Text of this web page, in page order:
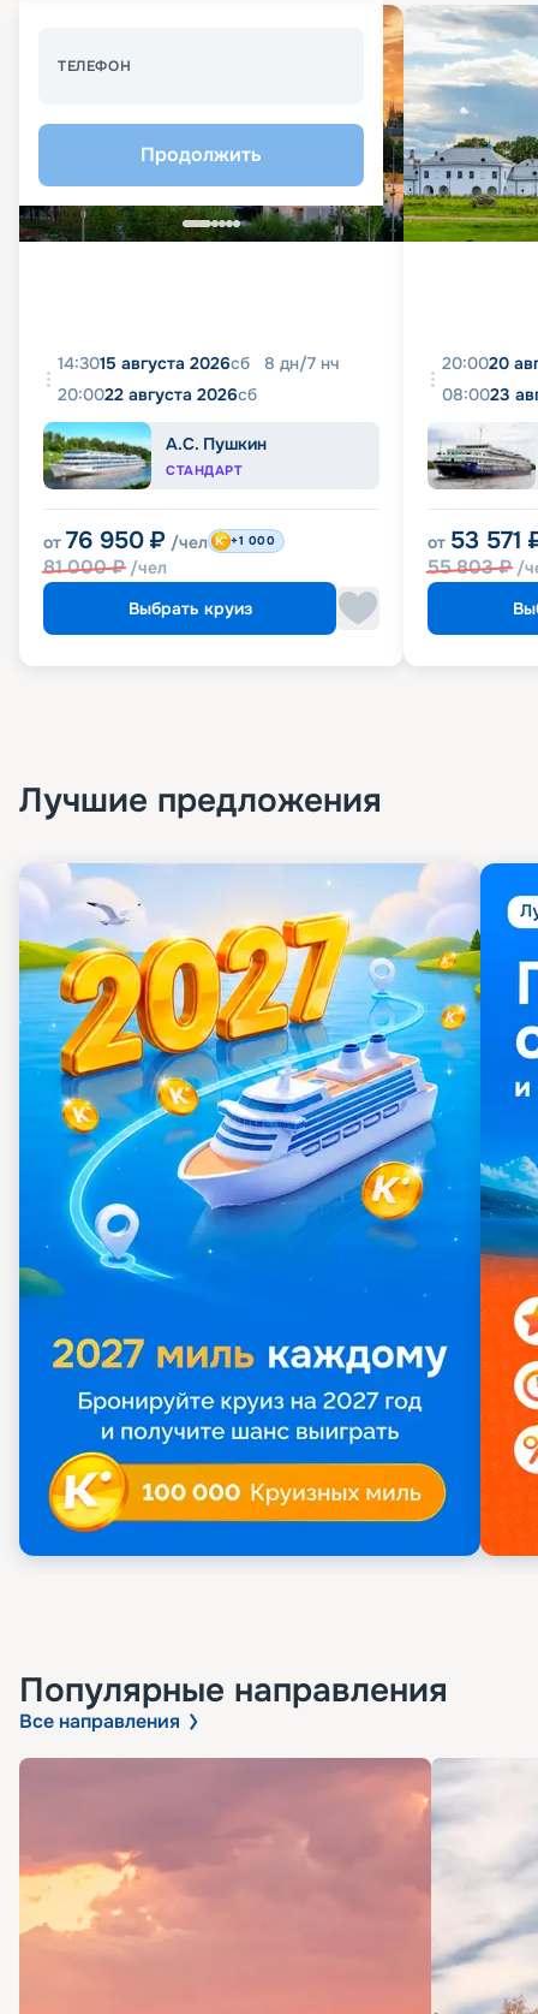
ТЕЛЕФОН
Продолжить
14:3015 августа 2026сб 8 дн/7 нч
20:0022 августа 2026сб
А.С. Пушкин
СТАНДАРТ
от 76 950 ₽ /чел
81 000₽ /чел
+1 000
Выбрать круиз
20:0020
08:0023
от 53 571
55 803₽ /
Лучшие предложения
Популярные направления
Все направления